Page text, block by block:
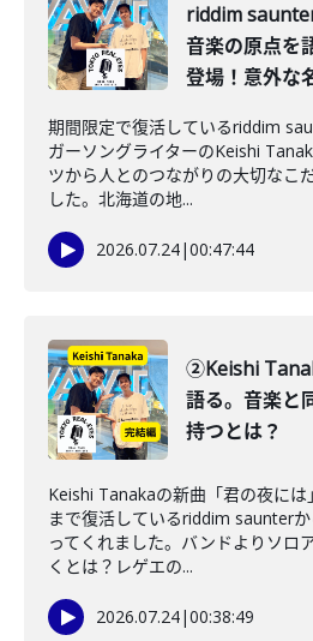
riddim
音楽の原点を
登場！意外な
期間限定で復活しているriddim
ガーソングライターのKeishi
ツから人とのつながりの大切なこ
した。北海道の地...
2026.07.24|00:47:44
②Keishi
語る。音楽と
持つとは？
Keishi Tanakaの新曲「君の夜には
まで復活しているriddim saunter
ってくれました。バンドよりソロ
くとは？レゲエの...
2026.07.24|00:38:49